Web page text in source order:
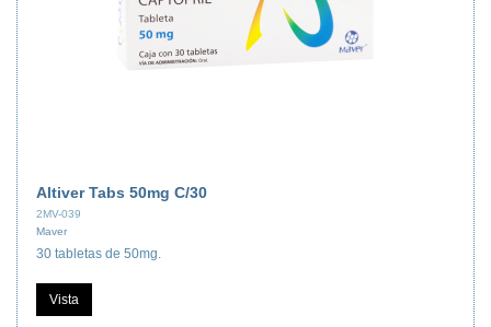
Altiver Tabs 50mg C/30
2MV-039
Maver
30 tabletas de 50mg.
Vista